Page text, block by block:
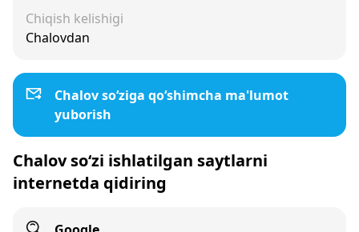
Chiqish kelishigi
Chalovdan
Chalov so‘ziga qo‘shimcha ma'lumot
yuborish
Chalov so‘zi ishlatilgan saytlarni
internetda qidiring